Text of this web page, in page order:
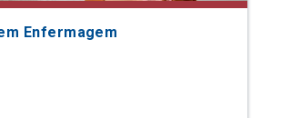
Enfermagem